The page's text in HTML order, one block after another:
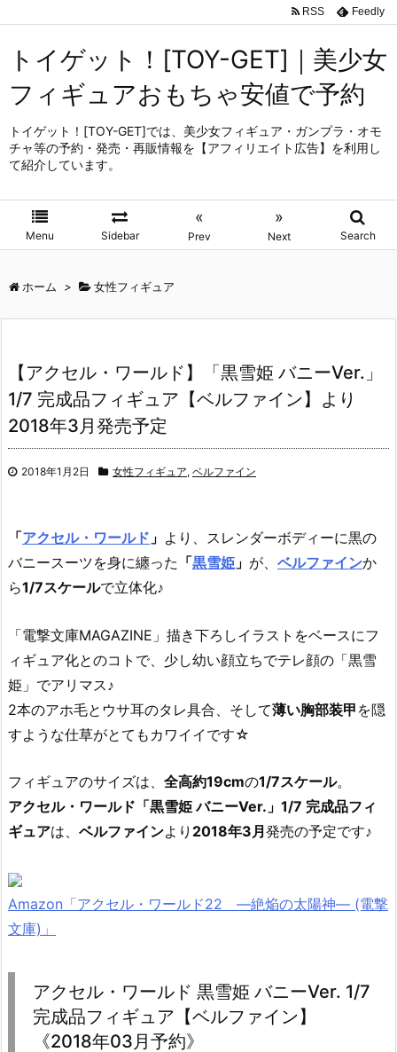
トイゲット！[TOY-GET]｜美少女
フィギュアおもちゃ安値で予約
トイゲット！[TOY-GET]では、美少女フィギュア・ガンプラ・オモ
チャ等の予約・発売・再販情報を【アフィリエイト広告】を利用し
て紹介しています。
Menu Sidebar
«
Prev
»
Next Search
RSS Feedly
ホーム > 女性フィギュア
【アクセル・ワールド】「黒雪姫 バニーVer.」
1/7 完成品フィギュア【ベルファイン】より
2018年3月発売予定
2018年1月2日 女性フィギュア, ベルファイン
「アクセル・ワールド 」 より、スレンダーボディーに黒の
バニースーツを身に纏った 「黒雪姫 」 が、 ベルファインか
ら1/7スケールで立体化♪
「電撃文庫MAGAZINE」描き下ろしイラストをベースにフ
ィギュア化とのコトで、少し幼い顔立ちでテレ顔の「黒雪
姫」でアリマス♪
2本のアホ毛とウサ耳のタレ具合、そして薄い胸部装甲 を隠
すような仕草がとてもカワイイです☆
フィギュアのサイズは、 全高約19cmの1/7スケール。
アクセル・ワールド「黒雪姫 バニーVer.」1/7 完成品フィ
ギュアは、 ベルファインより 2018年3月 発売の予定です♪
Amazon「アクセル・ワールド22 ―絶焔の太陽神― (電撃
文庫)」
アクセル・ワールド 黒雪姫 バニーVer. 1/7
完成品フィギュア【ベルファイン】
《2018年03月予約》